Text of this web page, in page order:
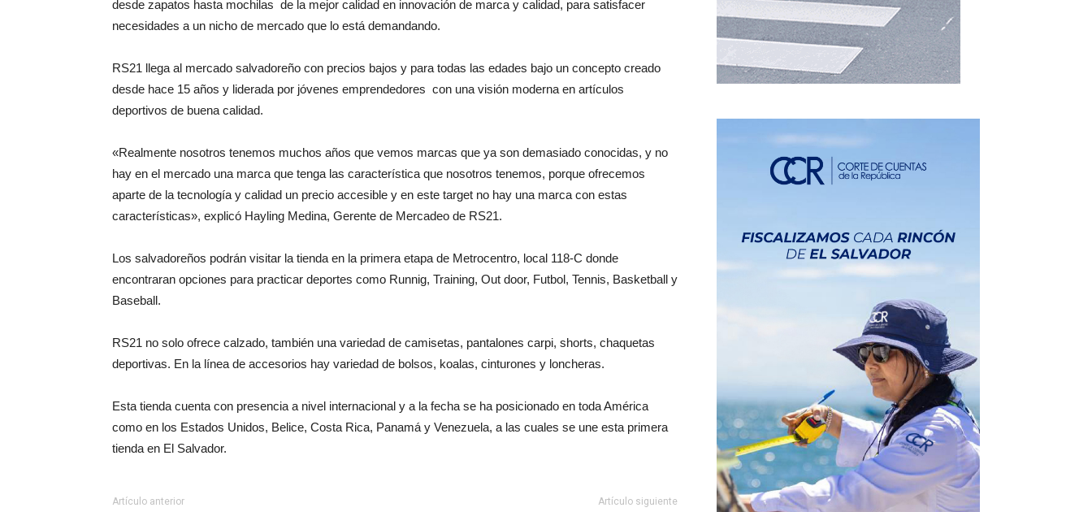
desde zapatos hasta mochilas de la mejor calidad en innovación de marca y calidad, para satisfacer
necesidades a un nicho de mercado que lo está demandando.
RS21 llega al mercado salvadoreño con precios bajos y para todas las edades bajo un concepto creado
desde hace 15 años y liderada por jóvenes emprendedores con una visión moderna en artículos
deportivos de buena calidad.
«Realmente nosotros tenemos muchos años que vemos marcas que ya son demasiado conocidas, y no
hay en el mercado una marca que tenga las característica que nosotros tenemos, porque ofrecemos
aparte de la tecnología y calidad un precio accesible y en este target no hay una marca con estas
características», explicó Hayling Medina, Gerente de Mercadeo de RS21.
Los salvadoreños podrán visitar la tienda en la primera etapa de Metrocentro, local 118-C donde
encontraran opciones para practicar deportes como Runnig, Training, Out door, Futbol, Tennis, Basketball y
Baseball.
RS21 no solo ofrece calzado, también una variedad de camisetas, pantalones carpi, shorts, chaquetas
deportivas. En la línea de accesorios hay variedad de bolsos, koalas, cinturones y loncheras.
Esta tienda cuenta con presencia a nivel internacional y a la fecha se ha posicionado en toda América
como en los Estados Unidos, Belice, Costa Rica, Panamá y Venezuela, a las cuales se une esta primera
tienda en El Salvador.
Artículo anterior Artículo siguiente